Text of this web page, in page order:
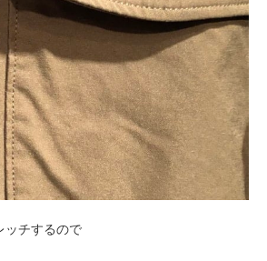
ッチするので